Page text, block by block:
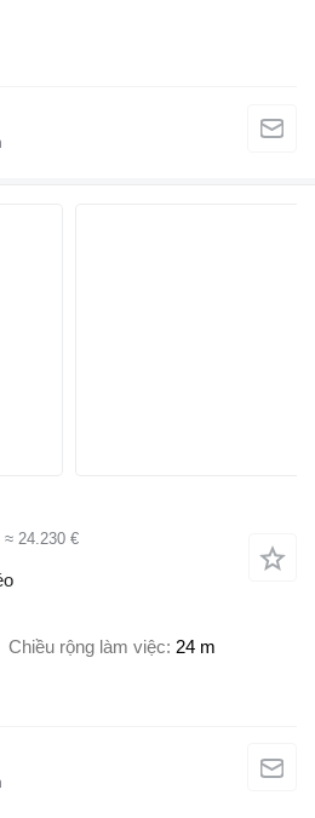
≈ 24.230 €
Chiều rộng làm việc 24 m